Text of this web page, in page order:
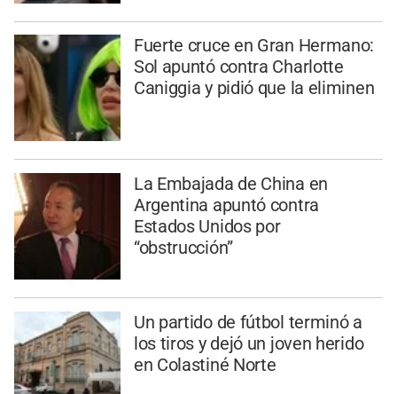
Fuerte cruce en Gran Hermano:
Sol apuntó contra Charlotte
Caniggia y pidió que la eliminen
La Embajada de China en
Argentina apuntó contra
Estados Unidos por
“obstrucción”
Un partido de fútbol terminó a
los tiros y dejó un joven herido
en Colastiné Norte